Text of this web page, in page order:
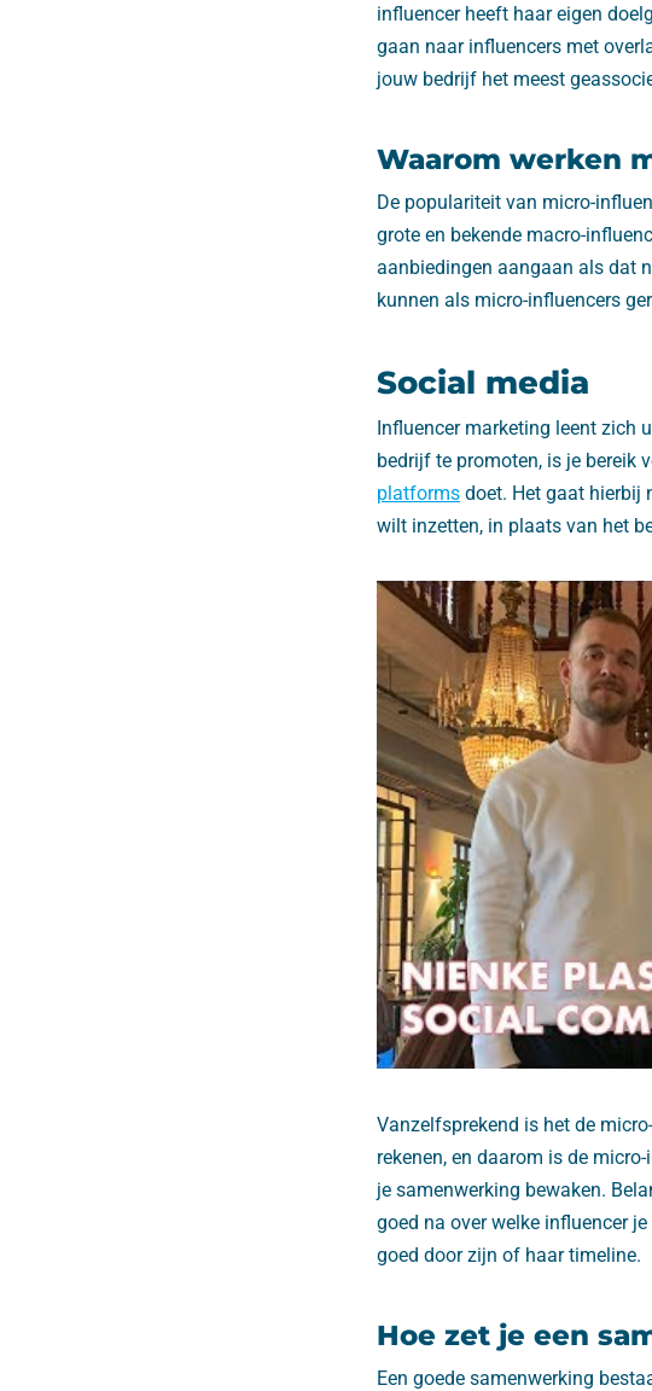
influencer heeft haar eigen
gaan naar influencers met
jouw bedrijf het meest
Waarom werken
De populariteit van micro-
grote en bekende macro-
aanbiedingen aangaan als dat
kunnen als micro-influencers
Social media
Influencer marketing leent zich
bedrijf te promoten, is je bereik
platforms doet. Het gaat hierbij
wilt inzetten, in plaats van het
Vanzelfsprekend is het de
rekenen, en daarom is de
je samenwerking bewaken.
goed na over welke influencer
goed door zijn of haar timeline.
Hoe zet je een
Een goede samenwerking